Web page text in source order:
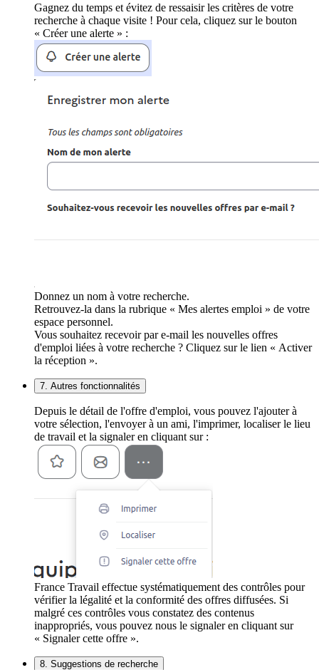
Gagnez du temps et évitez de ressaisir les critères de votre
recherche à chaque visite ! Pour cela, cliquez sur le bouton
« Créer une alerte » :
Donnez un nom à votre recherche.
Retrouvez-la dans la rubrique « Mes alertes emploi » de votre
espace personnel.
Vous souhaitez recevoir par e-mail les nouvelles offres
d'emploi liées à votre recherche ? Cliquez sur le lien « Activer
la réception ».
7. Autres fonctionnalités
Depuis le détail de l'offre d'emploi, vous pouvez l'ajouter à
votre sélection, l'envoyer à un ami, l'imprimer, localiser le lieu
de travail et la signaler en cliquant sur :
France Travail effectue systématiquement des contrôles pour
vérifier la légalité et la conformité des offres diffusées. Si
malgré ces contrôles vous constatez des contenus
inappropriés, vous pouvez nous le signaler en cliquant sur
« Signaler cette offre ».
8. Suggestions de recherche